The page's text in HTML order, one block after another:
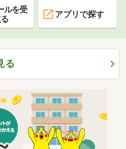
ルを受
アプリで探す
る